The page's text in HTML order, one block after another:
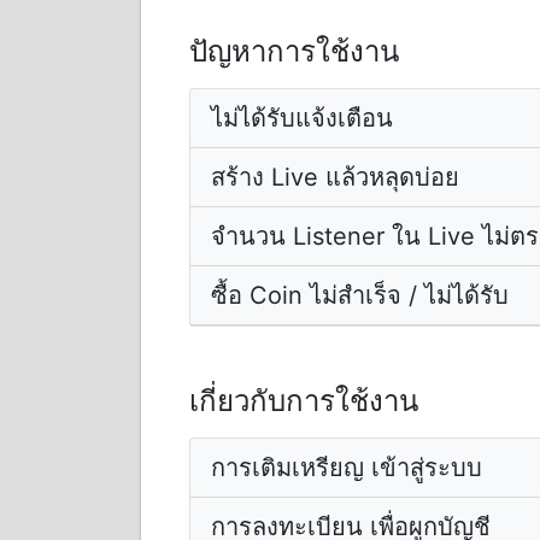
ปัญหาการใช้งาน
ไม่ได้รับแจ้งเตือน
สร้าง Live แล้วหลุดบ่อย
จำนวน Listener ใน Live ไม่ต
ซื้อ Coin ไม่สำเร็จ / ไม่ได้รับ
เกี่ยวกับการใช้งาน
การเติมเหรียญ เข้าสู่ระบบ
การลงทะเบียน เพื่อผูกบัญชี